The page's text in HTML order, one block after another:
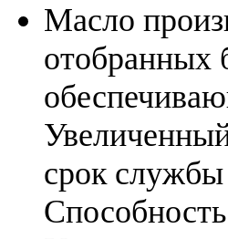
Масло
отобранных
срок